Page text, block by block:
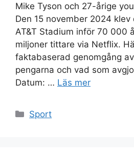
Mike Tyson och 27-årige
Den 15 november 2024 klev
AT&T Stadium inför 70 000
miljoner tittare via Netflix.
faktabaserad genomgång
pengarna och vad som
Datum: … Läs mer
Kategorier
Sport